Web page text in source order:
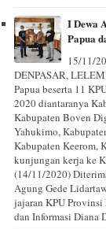
I Dewa
Papua
15/11/
DENPASAR,
Papua beserta 11
2020 diantaranya
Kabupaten Boven
Yahukimo,
Kabupaten Keerom,
kunjungan kerja ke
(14/11/2020)
Agung Gede
jajaran KPU
dan Informasi Diana